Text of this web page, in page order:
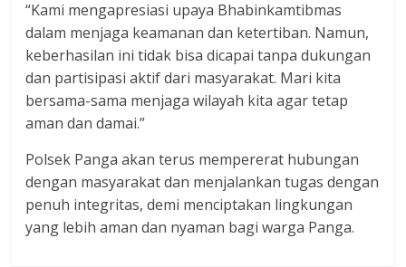
“Kami mengapresiasi upaya Bhabinkamtibmas
dalam menjaga keamanan dan ketertiban. Namun,
keberhasilan ini tidak bisa dicapai tanpa dukungan
dan partisipasi aktif dari masyarakat. Mari kita
bersama-sama menjaga wilayah kita agar tetap
aman dan damai.”
Polsek Panga akan terus mempererat hubungan
dengan masyarakat dan menjalankan tugas dengan
penuh integritas, demi menciptakan lingkungan
yang lebih aman dan nyaman bagi warga Panga.